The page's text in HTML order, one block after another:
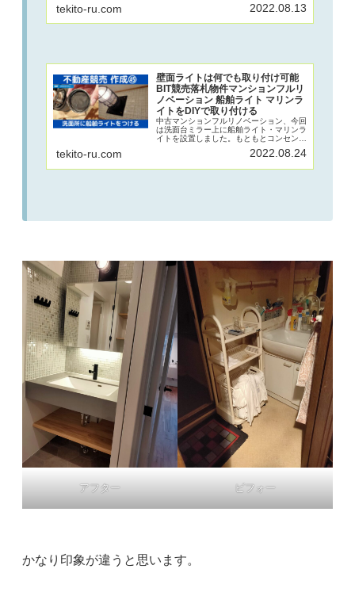
こないデザインです。施工は若干端っこが
tekito-ru.com 2022.08.13
壁面ライトは何でも取り付け可能
BIT競売落札物件マンションフルリ
ノベーション 船舶ライト マリンラ
イトをDIYで取り付ける
中古マンションフルリノベーション、今回
は洗面台ミラー上に船舶ライト・マリンラ
イトを設置しました。もともとコンセント
座と電源コードをカットすることで、壁面
tekito-ru.com 2022.08.24
アフター ビフォー
かなり印象が違うと思います。